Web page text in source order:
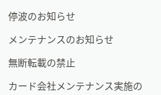
停波のお知らせ
メンテナンスのお知らせ
無断転載の禁止
カード会社メンテナンス実施の